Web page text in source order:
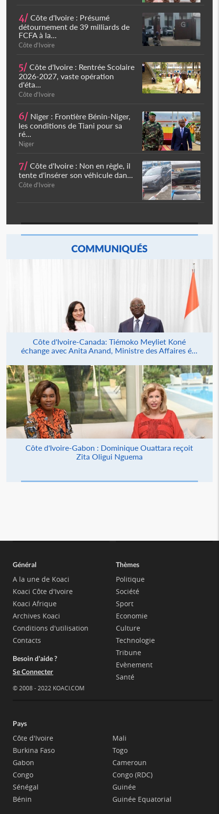
4/ Côte d'Ivoire : Présumé
détournement de 39 milliards de
FCFA à la...
Côte d'Ivoire
5/ Côte d'Ivoire : Rentrée Scolaire
2026-2027, vaste opération
d'éta...
Côte d'Ivoire
6/ Niger : Frontière Bénin-Niger,
les conditions de Tiani pour sa
ré...
Niger
7/ Côte d'Ivoire : Non en règle, il
tente d'insérer son véhicule dan...
Côte d'Ivoire
COMMUNIQUÉS
Côte d'Ivoire-Canada: Tiémoko Meyliet Koné
échange avec Anita Anand, Ministre des Affaires é...
Côte d'Ivoire-Gabon : Dominique Ouattara reçoit
Zita Oligui Nguema
Général
A la une de Koaci
Koaci Côte d'Ivoire
Koaci Afrique
Archives Koaci
Conditions d'utilisation
Contacts
Besoin d'aide ?
Se Connecter
© 2008 - 2022 KOACI.COM
Thèmes
Politique
Société
Sport
Economie
Culture
Technologie
Tribune
Evènement
Santé
Pays
Côte d'Ivoire
Burkina Faso
Gabon
Congo
Sénégal
Bénin
Mali
Togo
Cameroun
Congo (RDC)
Guinée
Guinée Equatorial